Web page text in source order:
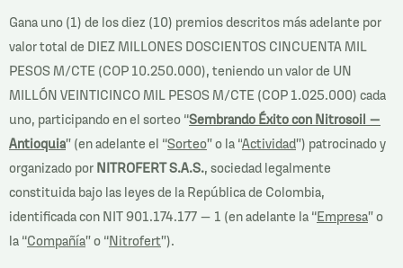
Gana uno (1) de los diez (10) premios descritos más adelante por
valor total de DIEZ MILLONES DOSCIENTOS CINCUENTA MIL
PESOS M/CTE (COP 10.250.000), teniendo un valor de UN
MILLÓN VEINTICINCO MIL PESOS M/CTE (COP 1.025.000) cada
uno, participando en el sorteo “Sembrando Éxito con Nitrosoil –
Antioquia” (en adelante el “Sorteo” o la “Actividad”) patrocinado y
organizado por NITROFERT S.A.S., sociedad legalmente
constituida bajo las leyes de la República de Colombia,
identificada con NIT 901.174.177 – 1 (en adelante la “Empresa” o
la “Compañía” o “Nitrofert”).